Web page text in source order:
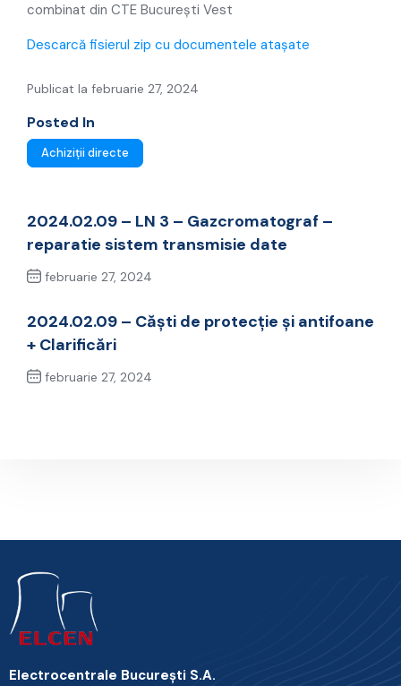
combinat din CTE București Vest
Descarcă fisierul zip cu documentele atașate
Publicat la februarie 27, 2024
Posted In
Achiziții directe
2024.02.09 – LN 3 – Gazcromatograf –
reparatie sistem transmisie date
februarie 27, 2024
2024.02.09 – Căști de protecție și antifoane
+ Clarificări
februarie 27, 2024
Electrocentrale Bucureşti S.A.